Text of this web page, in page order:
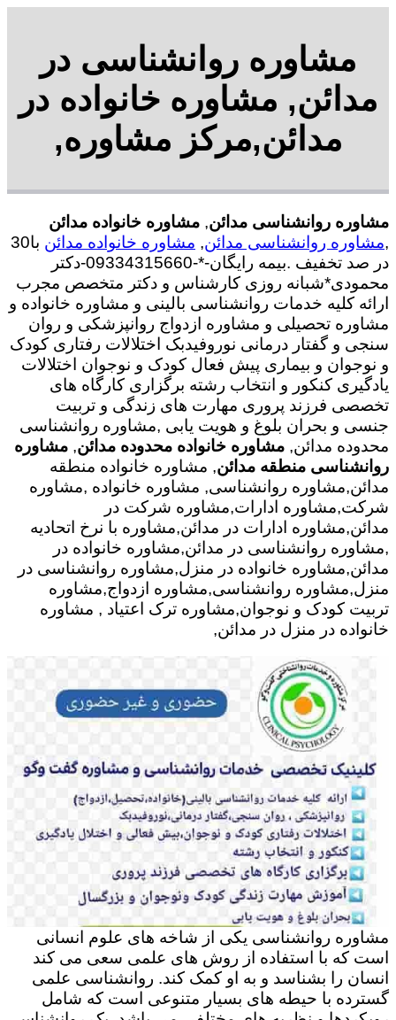
مشاوره روانشناسی در
مدائن, مشاوره خانواده در
مدائن,مرکز مشاوره,
مشاوره روانشناسی مدائن, مشاوره خانواده مدائن
,مشاوره روانشناسی مدائن, مشاوره خانواده مدائن
با30
در صد تخفیف .بیمه رایگان-*-09334315660-دکتر
محمودی*شبانه روزی کارشناس و دکتر متخصص مجرب
ارائه کلیه خدمات روانشناسی بالینی و مشاوره خانواده و
مشاوره تحصیلی و مشاوره ازدواج روانپزشکی و روان
سنجی و گفتار درمانی نوروفیدبک اختلالات رفتاری کودک
و نوجوان و بیماری پیش فعال کودک و نوجوان اختلالات
یادگیری کنکور و انتخاب رشته برگزاری کارگاه های
تخصصی فرزند پروری مهارت های زندگی و تربیت
جنسی و بحران بلوغ و هویت یابی ,مشاوره روانشناسی
محدوده مدائن, مشاوره خانواده محدوده مدائن, مشاوره
روانشناسی منطقه مدائن, مشاوره خانواده منطقه
مدائن,مشاوره روانشناسی, مشاوره خانواده ,مشاوره
شرکت,مشاوره ادارات,مشاوره شرکت در
مدائن,مشاوره ادارات در مدائن,مشاوره با نرخ اتحادیه
,مشاوره روانشناسی در مدائن,مشاوره خانواده در
مدائن,مشاوره خانواده در منزل,مشاوره روانشناسی در
منزل,مشاوره روانشناسی,مشاوره ازدواج,مشاوره
تربیت کودک و نوجوان,مشاوره ترک اعتیاد , مشاوره
خانواده در منزل در مدائن,
مشاوره روانشناسی یکی از شاخه های علوم انسانی
است که با استفاده از روش های علمی سعی می کند
انسان را بشناسد و به او کمک کند. روانشناسی علمی
گسترده با حیطه های بسیار متنوعی است که شامل